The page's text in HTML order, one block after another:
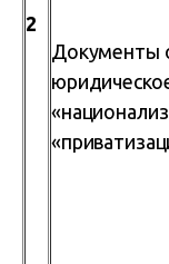
2
Документы